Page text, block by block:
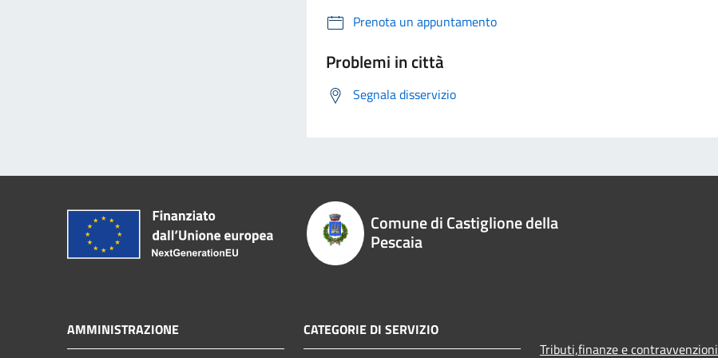
Prenota un appuntamento
Problemi in città
Segnala disservizio
Comune di Castiglione della
Pescaia
AMMINISTRAZIONE
CATEGORIE DI SERVIZIO
Tributi,finanze e contravvenzioni